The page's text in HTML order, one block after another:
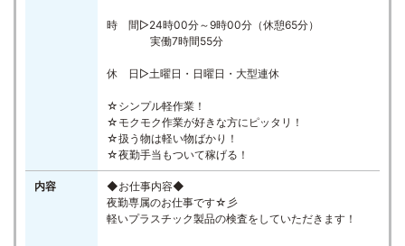
時 間▷24時00分～9時00分（休憩65分）
実働7時間55分
休 日▷土曜日・日曜日・大型連休
☆シンプル軽作業！
☆モクモク作業が好きな方にピッタリ！
☆扱う物は軽い物ばかり！
☆夜勤手当もついて稼げる！
内容
◆お仕事内容◆
夜勤専属のお仕事です☆彡
軽いプラスチック製品の検査をしていただきます！